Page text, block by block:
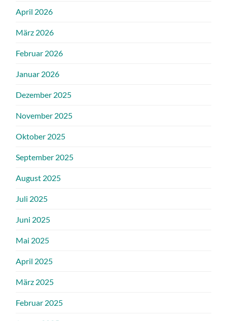
April 2026
März 2026
Februar 2026
Januar 2026
Dezember 2025
November 2025
Oktober 2025
September 2025
August 2025
Juli 2025
Juni 2025
Mai 2025
April 2025
März 2025
Februar 2025